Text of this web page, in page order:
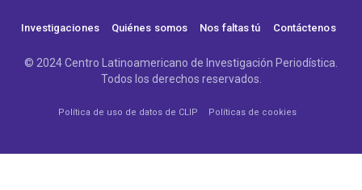
Investigaciones Quiénes somos Nos faltas tú Contáctenos
© 2024 Centro Latinoamericano de Investigación Periodística.
Todos los derechos reservados.
Política de uso de datos de CLIP Políticas de cookies